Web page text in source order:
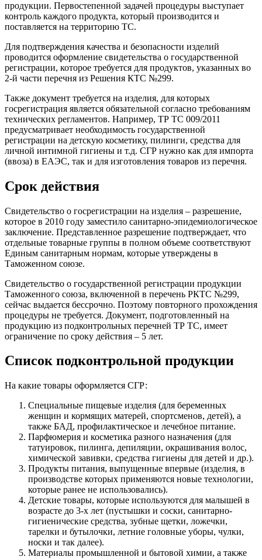
продукции. Первостепенной задачей процедуры выступает
контроль каждого продукта, который производится и
поставляется на территорию ТС.
Для подтверждения качества и безопасности изделий
проводится оформление свидетельства о государственной
регистрации, которое требуется для продуктов, указанных во
2-й части перечня из Решения КТС №299.
Также документ требуется на изделия, для которых
госрегистрация является обязательной согласно требованиям
технических регламентов. Например, ТР ТС 009/2011
предусматривает необходимость государственной
регистрации на детскую косметику, пилинги, средства для
личной интимной гигиены и т.д. СГР нужно как для импорта
(ввоза) в ЕАЭС, так и для изготовления товаров из перечня.
Срок действия
Свидетельство о госрегистрации на изделия – разрешение,
которое в 2010 году заместило санитарно-эпидемиологическое
заключение. Представленное разрешение подтверждает, что
отдельные товарные группы в полном объеме соответствуют
Единым санитарным нормам, которые утверждены в
Таможенном союзе.
Свидетельство о государственной регистрации продукции
Таможенного союза, включенной в перечень РКТС №299,
сейчас выдается бессрочно. Поэтому повторного прохождения
процедуры не требуется. Документ, подготовленный на
продукцию из подконтрольных перечней ТР ТС, имеет
ограничение по сроку действия – 5 лет.
Список подконтрольной продукции
На какие товары оформляется СГР:
Специальные пищевые изделия (для беременных
женщин и кормящих матерей, спортсменов, детей), а
также БАД, профилактическое и лечебное питание.
Парфюмерия и косметика разного назначения (для
татуировок, пилинга, депиляции, окрашивания волос,
химической завивки, средства гигиены для детей и др.).
Продукты питания, выпущенные впервые (изделия, в
производстве которых применяются новые технологии,
которые ранее не использовались).
Детские товары, которые используются для малышей в
возрасте до 3-х лет (пустышки и соски, санитарно-
гигиенические средства, зубные щетки, ложечки,
тарелки и бутылочки, летние головные уборы, чулки,
носки и так далее).
Материалы промышленной и бытовой химии, а также